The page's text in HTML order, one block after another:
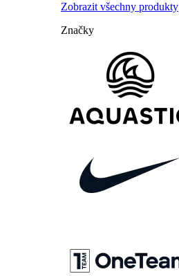
Zobrazit všechny produkty
Značky